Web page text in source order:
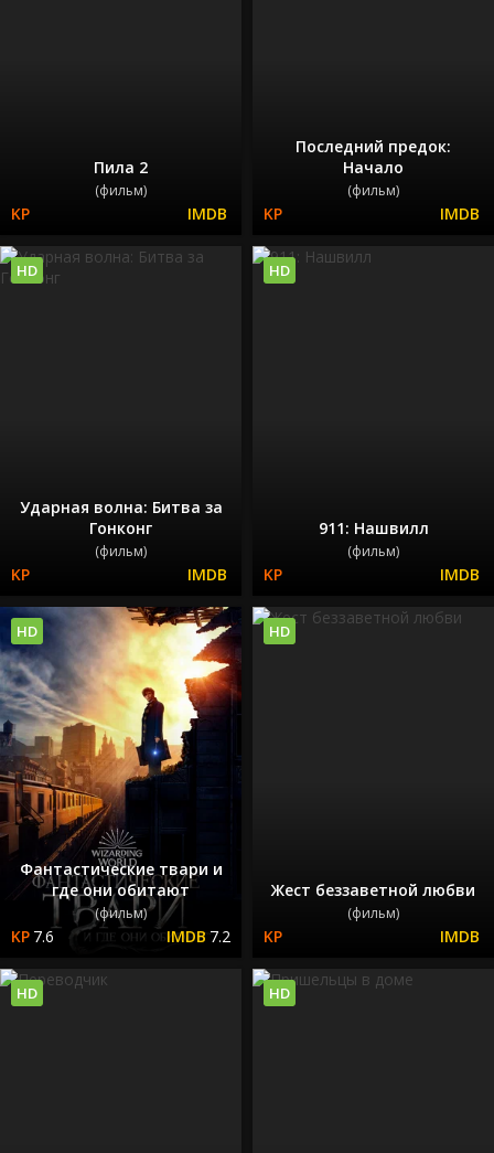
Пила 2
(фильм)
Последний предок:
Начало
(фильм)
Ударная волна: Битва за
Гонконг
(фильм)
HD
911: Нашвилл
(фильм)
HD
Фантастические твари и
где они обитают
(фильм)
7.6 7.2
HD
Жест беззаветной любви
(фильм)
HD
HD HD